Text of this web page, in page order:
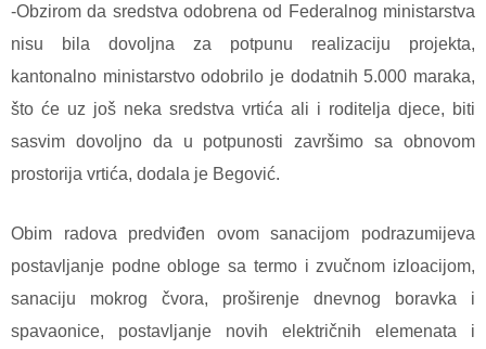
-Obzirom da sredstva odobrena od Federalnog ministarstva
nisu bila dovoljna za potpunu realizaciju projekta,
kantonalno ministarstvo odobrilo je dodatnih 5.000 maraka,
što će uz još neka sredstva vrtića ali i roditelja djece, biti
sasvim dovoljno da u potpunosti završimo sa obnovom
prostorija vrtića, dodala je Begović.
Obim radova predviđen ovom sanacijom podrazumijeva
postavljanje podne obloge sa termo i zvučnom izloacijom,
sanaciju mokrog čvora, proširenje dnevnog boravka i
spavaonice, postavljanje novih električnih elemenata i